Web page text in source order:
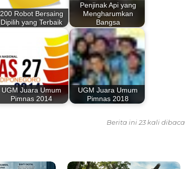
200 Robot Bersaing
Dipilih yang Terbaik
Penjinak Api yang
Mengharumkan
Bangsa
UGM Juara Umum
Pimnas 2014
UGM Juara Umum
Pimnas 2018
Berita ini 23 kali dibaca